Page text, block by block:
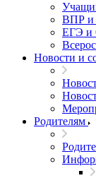
ВПР и
ЕГЭ и
Новости и
Родителям